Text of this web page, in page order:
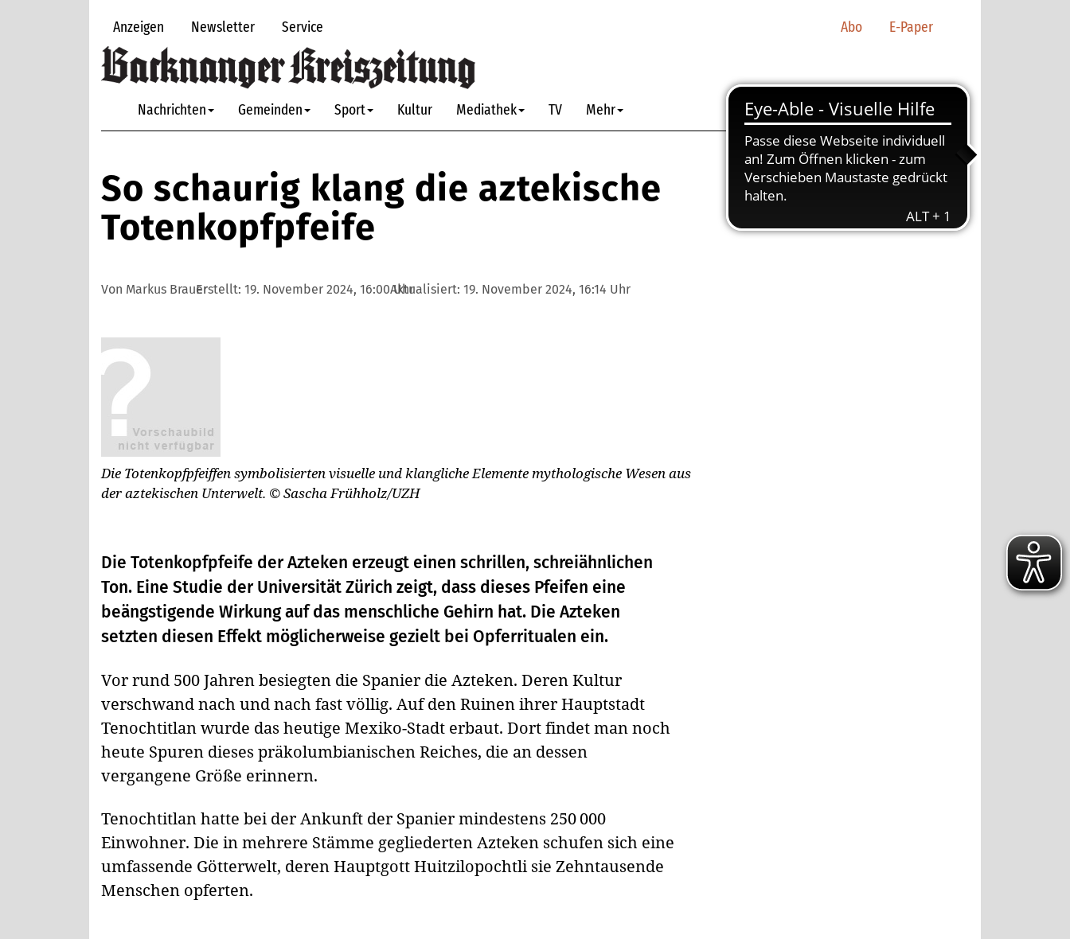
Anzeigen Newsletter Service Abo E-Paper
Nachrichten Gemeinden Sport Kultur Mediathek TV Mehr
So schaurig klang die aztekische
Totenkopfpfeife
Von Markus BrauerErstellt: 19. November 2024, 16:00 UhrAktualisiert: 19. November 2024, 16:14 Uhr
Die Totenkopfpfeiffen symbolisierten visuelle und klangliche Elemente mythologische Wesen aus
der aztekischen Unterwelt. © Sascha Frühholz/UZH
Die Totenkopfpfeife der Azteken erzeugt einen schrillen, schreiähnlichen
Ton. Eine Studie der Universität Zürich zeigt, dass dieses Pfeifen eine
beängstigende Wirkung auf das menschliche Gehirn hat. Die Azteken
setzten diesen Effekt möglicherweise gezielt bei Opferritualen ein.
Vor rund 500 Jahren besiegten die Spanier die Azteken. Deren Kultur
verschwand nach und nach fast völlig. Auf den Ruinen ihrer Hauptstadt
Tenochtitlan wurde das heutige Mexiko-Stadt erbaut. Dort findet man noch
heute Spuren dieses präkolumbianischen Reiches, die an dessen
vergangene Größe erinnern.
Tenochtitlan hatte bei der Ankunft der Spanier mindestens 250 000
Einwohner. Die in mehrere Stämme gegliederten Azteken schufen sich eine
umfassende Götterwelt, deren Hauptgott Huitzilopochtli sie Zehntausende
Menschen opferten.